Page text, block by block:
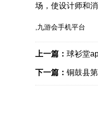
场，使设计师和
,九游会手机平台
上一篇： 球衫堂
下一篇： 铜鼓县